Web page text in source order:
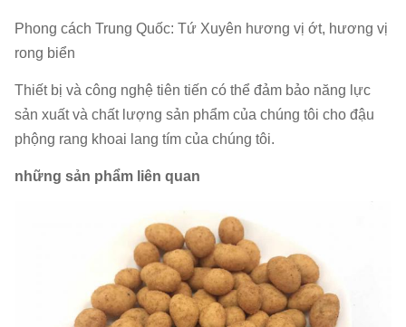
Out
gói:
10kg / ctn, đôi tường, màu vàng
Tổng
trọng
lượng:
10.6KG / ctn
CBM
980/2020 / 2310ctns
Phong cách Trung Quốc: Tứ Xuyên hương vị ớt, hương vị
rong biển
Thiết bị và công nghệ tiên tiến có thể đảm bảo năng lực
sản xuất và chất lượng sản phẩm của chúng tôi cho đậu
phộng rang khoai lang tím của chúng tôi.
những sản phẩm liên quan